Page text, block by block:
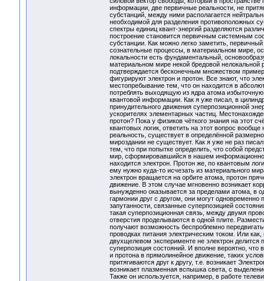
информации, две первичные реальности, не
субстанций, между ними располагается
необходимой для разделения противоположных
спектры единиц квант-энергий разделяются
построение становится первичным системным
субстанции. Как можно легко заметить,
сознательные процессы, в материальном мире,
локальности есть фундаментальный,
материальном мире некой бредовой нелокальной
подтверждается бесконечным множеством
фигурируют электрон и протон. Все знают, что
местопребывание тем, что он находится в
потреблять выходящую из ядра атома
квантовой информации. Как я уже писал, в
принудительного движения суперпозиционной
ускорителях элементарных частиц.
протон? Пока у физиков чёткого знания на этот
квантовых логик, ответить на этот вопрос
реальность, существует в определённой
мироздании не существует. Как я уже не раз
тем, что при попытке определить, что собой
мир, сформировавшийся в нашем
находится электрон. Протон же, по квантовым
ему нужно куда-то исчезать из материального
электрон вращается на орбите атома, протон
движение. В этом случае мгновенно возникает
вынужденно оказывается за пределами атома, в
гармонии друг с другом, они могут
запутанности, связанные суперпозицией
такая суперпозиционная связь, между двумя
отверстия проделываются в одной плите.
получают возможность беспроблемно
проводках питания электрическим током. Или
двухщелевом эксперименте не электрон
суперпозиция состояний. И вполне вероятно,
и протона в прямолинейное движение, таких
притягиваются друг к другу, т.е. возникает
возникает плазменная вспышка света, с
Также он используется, например, в работе